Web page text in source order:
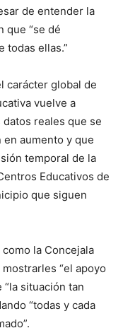
de entender la
que “se dé
todas ellas.”
carácter global de
vuelve a
reales que se
en aumento y que
temporal de la
Educativos de
que siguen
la Concejala
“el apoyo
situación tan
“todas y cada